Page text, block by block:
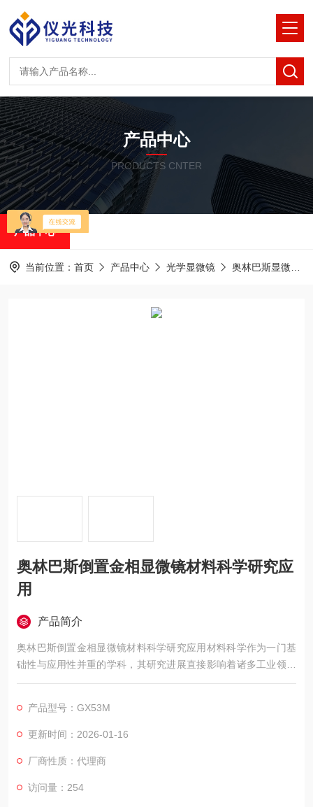
产品中心
PRODUCTS CNTER
产品中心
当前位置： 首页 产品中心 光学显微镜 奥林巴斯显微镜
奥林巴斯倒置金相显微镜材料科学研究应
用
产品简介
奥林巴斯倒置金相显微镜材料科学研究应用材料科学作为一门基
础性与应用性并重的学科，其研究进展直接影响着诸多工业领域
的技术创新。在材料科学研究过程中，对材料微观结构的观察与
镜GX53M在该领域的应用，为科研人员提供了有效的观察手段，
助力材料微观世界的探索。
产品型号：GX53M
更新时间：2026-01-16
厂商性质：代理商
访问量：254